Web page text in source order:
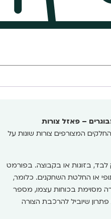
– פאזל צורות
המצורפים צורות שונות על
לבד, בזוגות או בקבוצה. בפורמט
או החלטת השחקנים. כלומר,
מסוימת בכוחות עצמו, מספר
שיוביל להרכבת הצורה